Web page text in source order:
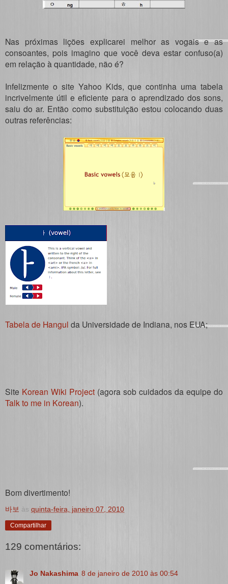
Nas próximas lições explicarei melhor as vogais e as
consoantes, pois imagino que você deva estar confuso(a)
em relação à quantidade, não é?
Infelizmente o site Yahoo Kids, que continha uma tabela
incrivelmente útil e eficiente para o aprendizado dos sons,
saiu do ar. Então como substituição estou colocando duas
outras referências:
Tabela de Hangul da Universidade de Indiana, nos EUA;
Site Korean Wiki Project (agora sob cuidados da equipe do
Talk to me in Korean).
Bom divertimento!
바보 às quinta-feira, janeiro 07, 2010
Compartilhar
129 comentários:
Jo Nakashima 8 de janeiro de 2010 às 00:54